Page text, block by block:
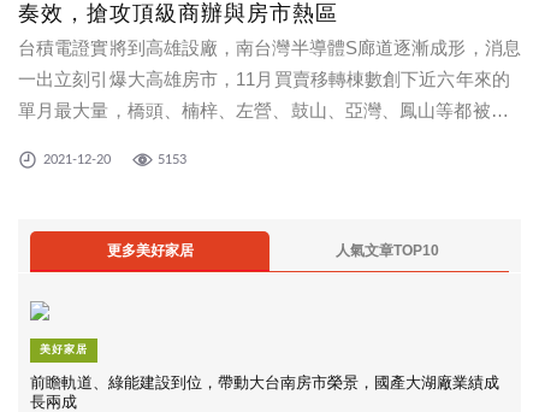
奏效，搶攻頂級商辦與房市熱區
台積電證實將到高雄設廠，南台灣半導體S廊道逐漸成形，消息
一出立刻引爆大高雄房市，11月買賣移轉棟數創下近六年來的
單月最大量，橋頭、楠梓、左營、鼓山、亞灣、鳳山等都被點
域聯防的優勢，並具備大量澆築的協同作業能力，能因應大高
2021-12-20 5153
更多美好家居 人氣文章TOP10
美好家居
前瞻軌道、綠能建設到位，帶動大台南房市榮景，國產大湖廠業績成
長兩成